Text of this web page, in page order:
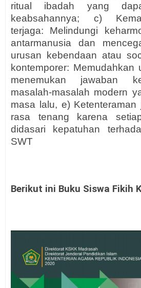
ritual ibadah yang
keabsahannya; c)
terjaga: Melindungi
antarmanusia dan
urusan kebendaan atau
kontemporer: Memudahkan
menemukan jawaban
masalah-masalah modern
masa lalu, e) Ketenteraman
rasa tenang karena
didasari kepatuhan
SWT
Berikut ini Buku Siswa Fikih